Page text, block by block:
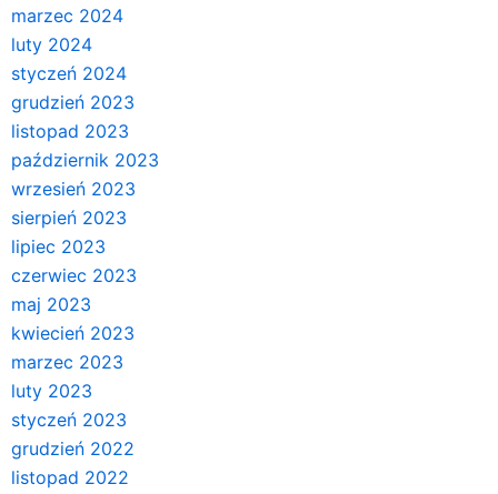
marzec 2024
luty 2024
styczeń 2024
grudzień 2023
listopad 2023
październik 2023
wrzesień 2023
sierpień 2023
lipiec 2023
czerwiec 2023
maj 2023
kwiecień 2023
marzec 2023
luty 2023
styczeń 2023
grudzień 2022
listopad 2022